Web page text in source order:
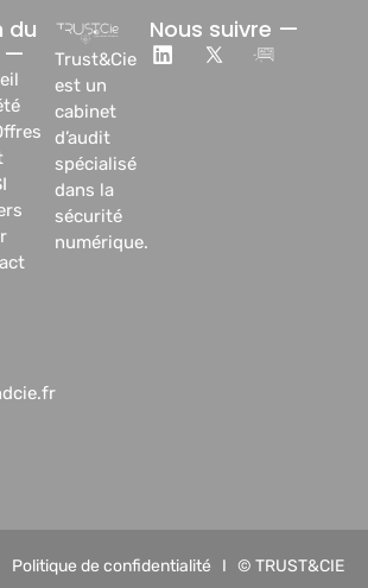
Trust&Cie
est un
cabinet
d’audit
spécialisé
dans la
sécurité
numérique.
du
—
Nous suivre —
Politique de confidentialité I © TRUST&CIE